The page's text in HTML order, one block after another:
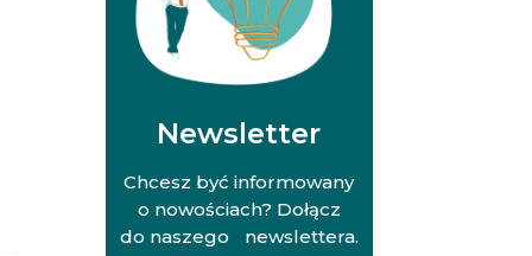
Newsletter
Chcesz być informowany
o nowościach? Dołącz
do naszego newslettera.